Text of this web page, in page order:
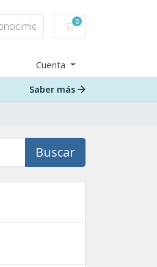
0
Carro de Pedidos
Cuenta
Saber más
Buscar